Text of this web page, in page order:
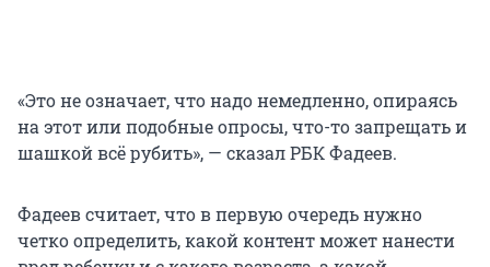
«Это не означает, что надо немедленно, опираясь
на этот или подобные опросы, что-то запрещать и
шашкой всё рубить», — сказал РБК Фадеев.
Фадеев считает, что в первую очередь нужно
четко определить, какой контент может нанести